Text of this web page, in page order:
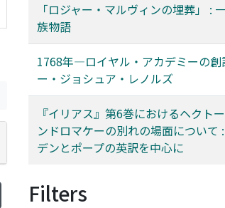
「ロジャー・マルヴィンの埋葬」 :
族物語
1768年―ロイヤル・アカデミーの創
ー・ジョシュア・レノルズ
『イリアス』第6巻におけるヘクト
ンドロマケーの別れの場面について
デンとポープの英訳を中心に
Filters